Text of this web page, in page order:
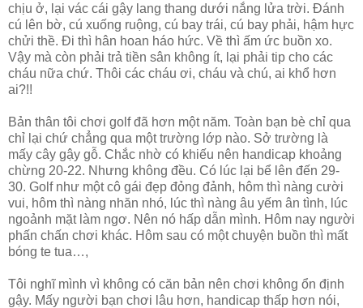
chịu ở, lại vác cái gậy lang thang dưới nắng lửa trời. Đánh
cú lên bờ, cú xuống ruộng, cú bay trái, cú bay phải, hậm hực
chửi thề. Đi thì hân hoan háo hức. Về thì ấm ức buồn xo.
Vậy mà còn phải trả tiền sân không ít, lại phải tip cho các
cháu nữa chứ. Thôi các cháu ơi, cháu và chú, ai khổ hơn
ai?!!
Bản thân tôi chơi golf đã hơn một năm. Toàn bạn bè chỉ qua
chỉ lại chứ chẳng qua một trường lớp nào. Sở trường là
mấy cây gậy gỗ. Chắc nhờ có khiếu nên handicap khoảng
chừng 20-22. Nhưng không đều. Có lúc lại bể lên đến 29-
30. Golf như một cô gái đẹp đỏng đảnh, hôm thì nàng cười
vui, hôm thì nàng nhăn nhó, lúc thì nàng âu yếm ân tình, lúc
ngoảnh mặt làm ngơ. Nên nó hấp dẫn mình. Hôm nay người
phấn chấn chơi khác. Hôm sau có một chuyện buồn thì mất
bóng te tua…,
Tôi nghĩ mình vì không có căn bản nên chơi không ổn định
gậy. Mấy người bạn chơi lâu hơn, handicap thấp hơn nói,